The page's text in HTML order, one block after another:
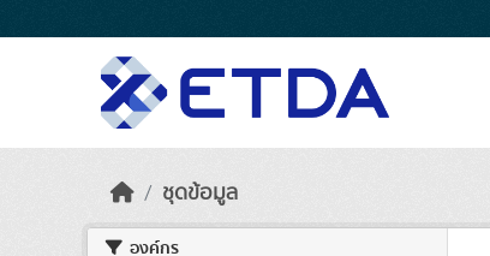
ชุดข้อมูล
องค์กร